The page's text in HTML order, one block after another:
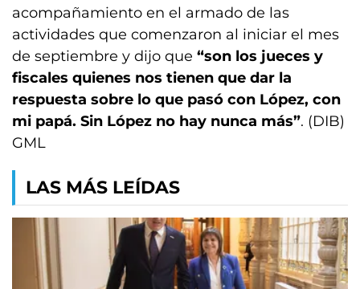
acompañamiento en el armado de las
actividades que comenzaron al iniciar el mes
de septiembre y dijo que “son los jueces y
fiscales quienes nos tienen que dar la
respuesta sobre lo que pasó con López, con
mi papá. Sin López no hay nunca más”. (DIB)
GML
LAS MÁS LEÍDAS